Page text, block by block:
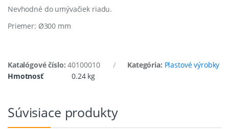
Nevhodné do umývačiek riadu.
Priemer: Ø300 mm
Katalógové číslo:40100010 Kategória: Plastové výrobky
Hmotnosť
0.24 kg
Súvisiace produkty